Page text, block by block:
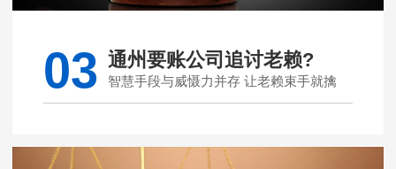
03 通州要账公司追讨老赖?
智慧手段与威慑力并存 让老赖束手就擒